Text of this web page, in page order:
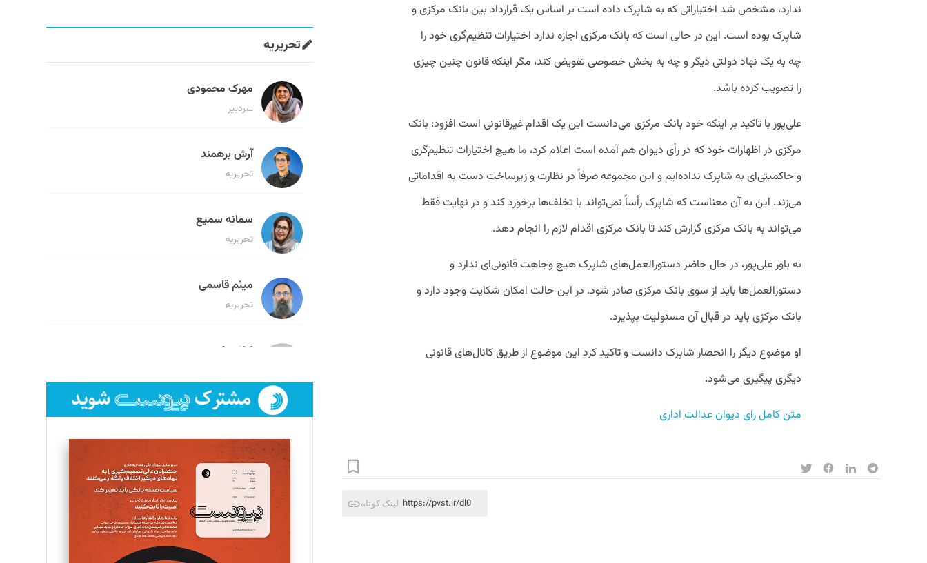
ندارد، مشخص شد اختیاراتی که به شاپرک داده است بر اساس یک قرارداد بین بانک مرکزی و
شاپرک بوده است. این در حالی است که بانک مرکزی اجازه ندارد اختیارات تنظیم‌گری خود را
چه به یک نهاد دولتی دیگر و چه به بخش خصوصی تفویض کند، مگر اینکه قانون چنین چیزی
را تصویب کرده باشد.
علی‌پور با تاکید بر اینکه خود بانک مرکزی می‌دانست این یک اقدام غیرقانونی است افزود: بانک
مرکزی در اظهارات خود که در رأی دیوان هم آمده است اعلام کرد، ما هیچ اختیارات تنظیم‌گری
و حاکمیتی‌ای به شاپرک نداده‌ایم و این مجموعه صرفاً در نظارت و زیرساخت دست به اقداماتی
می‌زند. این به آن معناست که شاپرک رأساً نمی‌تواند با تخلف‌ها برخورد کند و در نهایت فقط
می‌تواند به بانک مرکزی گزارش کند تا بانک مرکزی اقدام لازم را انجام دهد.
به باور علی‌پور، در حال حاضر دستورالعمل‌های شاپرک هیچ وجاهت قانونی‌ای ندارد و
دستورالعمل‌ها باید از سوی بانک مرکزی صادر شود. در این حالت امکان شکایت وجود دارد و
بانک مرکزی باید در قبال آن مسئولیت بپذیرد.
او موضوع دیگر را انحصار شاپرک دانست و تاکید کرد این موضوع از طریق کانال‌های قانونی
دیگری پیگیری می‌شود.
متن کامل رای دیوان عدالت اداری
لینک کوتاه https://pvst.ir/dl0
تحریریه
مهرک محمودی
سردبیر
آرش برهمند
تحریریه
سمانه سمیع
تحریریه
میثم قاسمی
تحریریه
لیلا حنارود
فائزه فتحی رستمی
تحریریه
سروش کرمیان
تحریریه
مینا پاکدل